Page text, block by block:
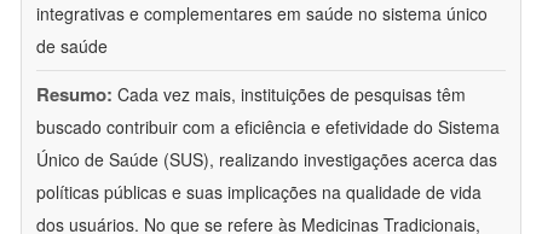
integrativas e complementares em saúde no sistema único
de saúde
Resumo: Cada vez mais, instituições de pesquisas têm
buscado contribuir com a eficiência e efetividade do Sistema
Único de Saúde (SUS), realizando investigações acerca das
políticas públicas e suas implicações na qualidade de vida
dos usuários. No que se refere às Medicinas Tradicionais,